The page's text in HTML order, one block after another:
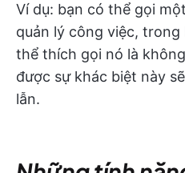
Ví dụ: bạn có thể gọi
quản lý công việc,
thể thích gọi nó là
được sự khác biệt này
lẫn.